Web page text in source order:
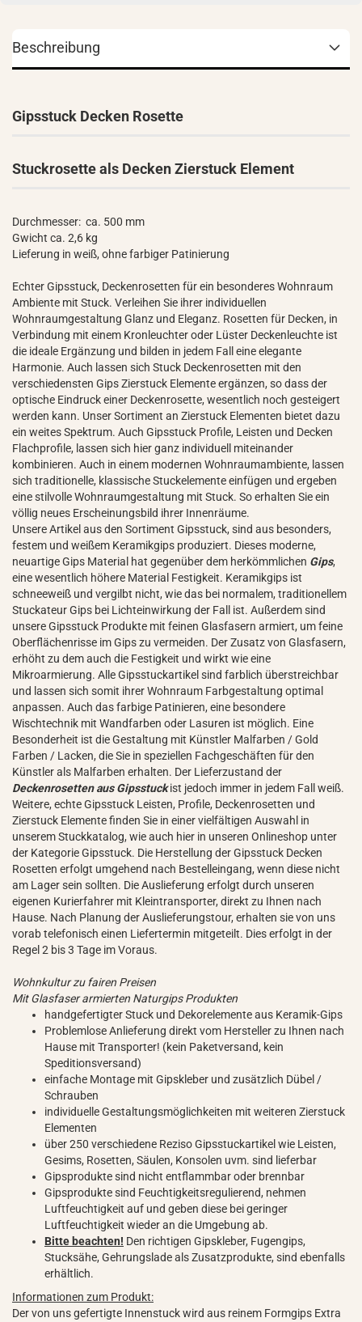
Beschreibung
Gipsstuck Decken Rosette
Stuckrosette als Decken Zierstuck Element
Durchmesser: ca. 500 mm
Gwicht ca. 2,6 kg
Lieferung in weiß, ohne farbiger Patinierung
Echter Gipsstuck, Deckenrosetten für ein besonderes Wohnraum
Ambiente mit Stuck. Verleihen Sie ihrer individuellen
Wohnraumgestaltung Glanz und Eleganz. Rosetten für Decken, in
Verbindung mit einem Kronleuchter oder Lüster Deckenleuchte ist
die ideale Ergänzung und bilden in jedem Fall eine elegante
Harmonie. Auch lassen sich Stuck Deckenrosetten mit den
verschiedensten Gips Zierstuck Elemente ergänzen, so dass der
optische Eindruck einer Deckenrosette, wesentlich noch gesteigert
werden kann. Unser Sortiment an Zierstuck Elementen bietet dazu
ein weites Spektrum. Auch Gipsstuck Profile, Leisten und Decken
Flachprofile, lassen sich hier ganz individuell miteinander
kombinieren. Auch in einem modernen Wohnraumambiente, lassen
sich traditionelle, klassische Stuckelemente einfügen und ergeben
eine stilvolle Wohnraumgestaltung mit Stuck. So erhalten Sie ein
völlig neues Erscheinungsbild ihrer Innenräume.
Unsere Artikel aus den Sortiment Gipsstuck, sind aus besonders,
festem und weißem Keramikgips produziert. Dieses moderne,
neuartige Gips Material hat gegenüber dem herkömmlichen Gips,
eine wesentlich höhere Material Festigkeit. Keramikgips ist
schneeweiß und vergilbt nicht, wie das bei normalem, traditionellem
Stuckateur Gips bei Lichteinwirkung der Fall ist. Außerdem sind
unsere Gipsstuck Produkte mit feinen Glasfasern armiert, um feine
Oberflächenrisse im Gips zu vermeiden. Der Zusatz von Glasfasern,
erhöht zu dem auch die Festigkeit und wirkt wie eine
Mikroarmierung. Alle Gipsstuckartikel sind farblich überstreichbar
und lassen sich somit ihrer Wohnraum Farbgestaltung optimal
anpassen. Auch das farbige Patinieren, eine besondere
Wischtechnik mit Wandfarben oder Lasuren ist möglich. Eine
Besonderheit ist die Gestaltung mit Künstler Malfarben / Gold
Farben / Lacken, die Sie in speziellen Fachgeschäften für den
Künstler als Malfarben erhalten. Der Lieferzustand der
Deckenrosetten aus Gipsstuckist jedoch immer in jedem Fall weiß.
Weitere, echte Gipsstuck Leisten, Profile, Deckenrosetten und
Zierstuck Elemente finden Sie in einer vielfältigen Auswahl in
unserem Stuckkatalog, wie auch hier in unseren Onlineshop unter
der Kategorie Gipsstuck. Die Herstellung der Gipsstuck Decken
Rosetten erfolgt umgehend nach Bestelleingang, wenn diese nicht
am Lager sein sollten. Die Auslieferung erfolgt durch unseren
eigenen Kurierfahrer mit Kleintransporter, direkt zu Ihnen nach
Hause. Nach Planung der Auslieferungstour, erhalten sie von uns
vorab telefonisch einen Liefertermin mitgeteilt. Dies erfolgt in der
Regel 2 bis 3 Tage im Voraus.
Wohnkultur zu fairen Preisen
Mit Glasfaser armierten Naturgips Produkten
handgefertigter Stuck und Dekorelemente aus Keramik-Gips
Problemlose Anlieferung direkt vom Hersteller zu Ihnen nach
Hause mit Transporter! (kein Paketversand, kein
Speditionsversand)
einfache Montage mit Gipskleber und zusätzlich Dübel /
Schrauben
individuelle Gestaltungsmöglichkeiten mit weiteren Zierstuck
Elementen
über 250 verschiedene Reziso Gipsstuckartikel wie Leisten,
Gesims, Rosetten, Säulen, Konsolen uvm. sind lieferbar
Gipsprodukte sind nicht entflammbar oder brennbar
Gipsprodukte sind Feuchtigkeitsregulierend, nehmen
Luftfeuchtigkeit auf und geben diese bei geringer
Luftfeuchtigkeit wieder an die Umgebung ab.
Bitte beachten! Den richtigen Gipskleber, Fugengips,
Stucksähe, Gehrungslade als Zusatzprodukte, sind ebenfalls
erhältlich.
Informationen zum Produkt:
Der von uns gefertigte Innenstuck wird aus reinem Formgips Extra